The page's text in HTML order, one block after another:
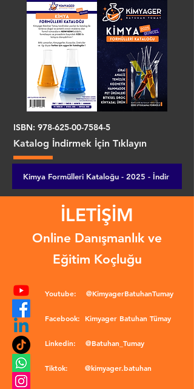
ISBN: 978-625-00-7584-5
Katalog İndirmek İçin Tıklayın
Kimya Formülleri Kataloğu - 2025 - İndir
İLETİŞİM
Online Danışmanlık ve
Eğitim Koçluğu
Youtube: @KimyagerBatuhanTumay
Facebook: Kimyager Batuhan Tümay
Linkedin: @Batuhan_Tumay
Tiktok: @kimyager.batuhan